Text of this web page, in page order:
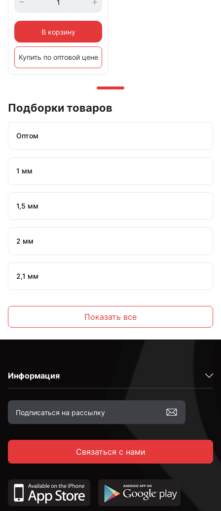
В корзину
Купить по оптовой цене
Подборки товаров
Оптом
1 мм
1,5 мм
2 мм
2,1 мм
2,4 мм
2,5 мм
2,7 мм
Показать все
Информация
Связаться с нами